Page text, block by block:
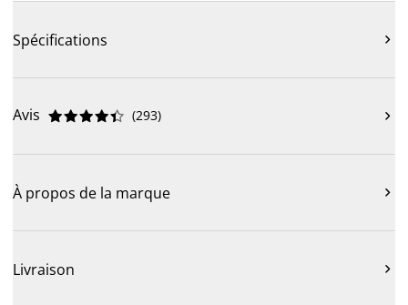
Spécifications 
Avis 




 (293) 
À propos de la marque 
Livraison 